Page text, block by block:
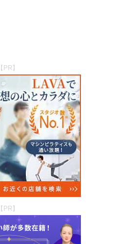
【PR】
【PR】